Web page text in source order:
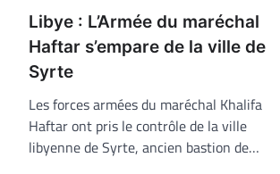
Libye : L’Armée du maréchal
Haftar s’empare de la ville de
Syrte
Les forces armées du maréchal Khalifa
Haftar ont pris le contrôle de la ville
libyenne de Syrte, ancien bastion de…